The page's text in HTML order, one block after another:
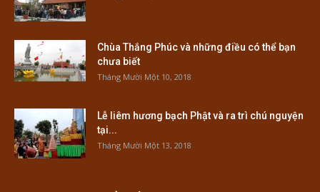
Chùa Thắng Phúc và những điều có thể bạn
chưa biết
Tháng Mười Một 10, 2018
Lễ liêm hương bạch Phật và ra trì chú nguyện
tại...
Tháng Mười Một 13, 2018